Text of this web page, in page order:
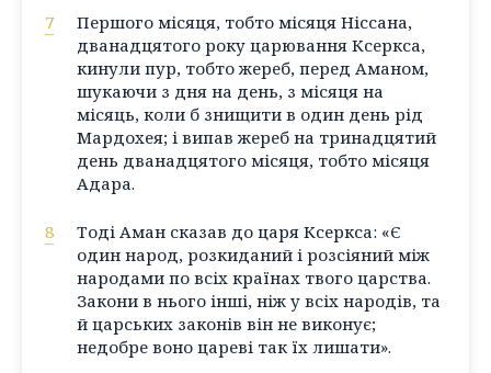
7
Першого місяця, тобто місяця Ніссана,
дванадцятого року царювання Ксеркса,
кинули пур, тобто жереб, перед Аманом,
шукаючи з дня на день, з місяця на
місяць, коли б знищити в один день рід
Мардохея; і випав жереб на тринадцятий
день дванадцятого місяця, тобто місяця
Адара.
8
Тоді Аман сказав до царя Ксеркса: «Є
один народ, розкиданий і розсіяний між
народами по всіх країнах твого царства.
Закони в нього інші, ніж у всіх народів, та
й царських законів він не виконує;
недобре воно цареві так їх лишати».